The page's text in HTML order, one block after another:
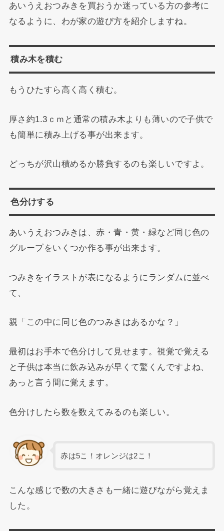
あいうえおつみきを買おうか迷っている方の参考に
なるように、わが家の遊び方を紹介しますね。
積み木を積む
もうひたすら高く高く積む。
厚さ約1.3ｃｍと通常の積み木よりも薄いので子供で
も簡単に積み上げる事が出来ます。
どっちが沢山積めるか勝負するのも楽しいですよ。
色分けする
あいうえおつみきは、赤・青・黄・緑など同じ色の
グループをいくつか作る事が出来ます。
つみきをイラストが表になるようにランダムに並べ
て、
親「この中に同じ色のつみきはあるかな？」
最初はお手本で色分けして見せます。視覚で覚える
と子供は本当に飲み込みが早くて驚くんですよね、
あっと言う間に覚えます。
色分けしたら数を数えてみるのも楽しい。
赤は5こ！オレンジは2こ！
こんな感じで数の大きさも一緒に遊びながら覚えま
した。